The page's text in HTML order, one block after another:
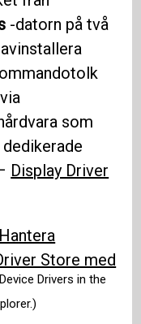
-datorn på två
som
dedikerade
Display Driver
Hantera
Store med
Drivers in the